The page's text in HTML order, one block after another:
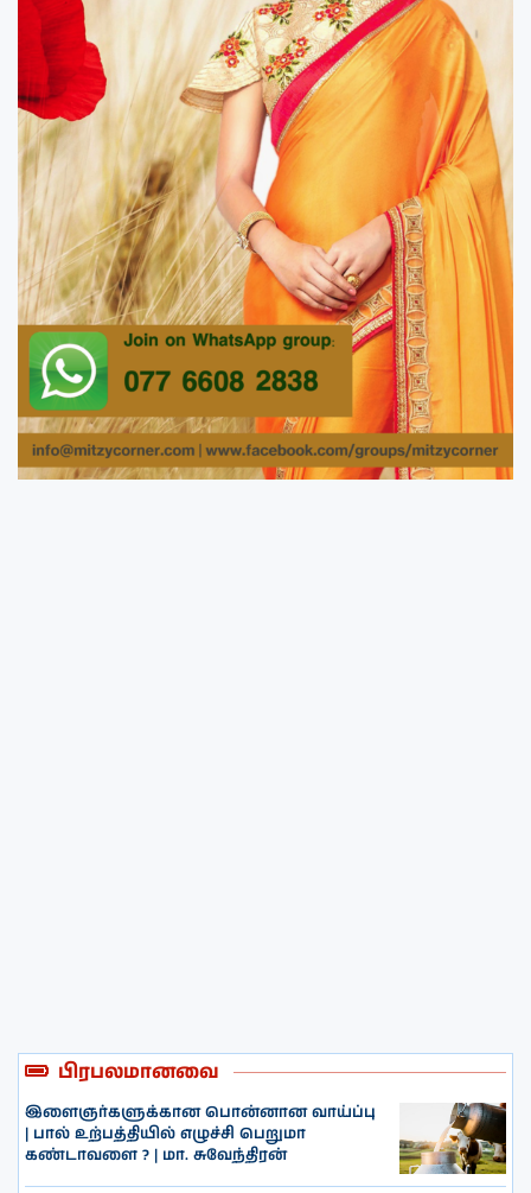
பிரபலமானவை
இளைஞர்களுக்கான பொன்னான வாய்ப்பு
| பால் உற்பத்தியில் எழுச்சி பெறுமா
கண்டாவளை ? | மா. சுவேந்திரன்